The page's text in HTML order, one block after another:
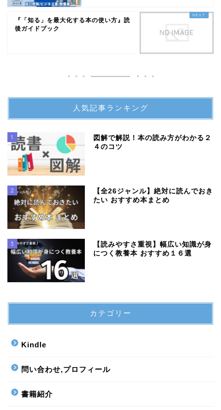
『「知る」を最大化する本の使い方』読
後ガイドブック
人気記事ランキング
1
図解で解説！本の読み方がわかる２
４のコツ
2
【全26ジャンル】絶対に読んでおき
たい おすすめ本まとめ
3
【読みやすさ重視】幅広い知識が身
につく教養本 おすすめ１６選
カテゴリー
Kindle
問い合わせ,プロフィール
書籍紹介